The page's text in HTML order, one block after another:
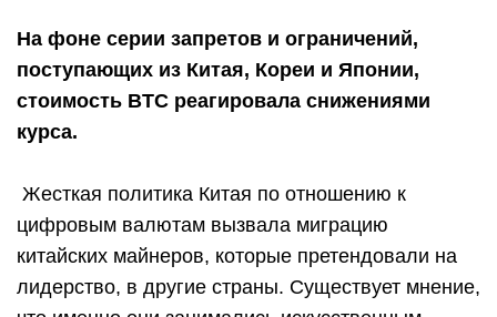
На фоне серии запретов и ограничений,
поступающих из Китая, Кореи и Японии,
стоимость BTC реагировала снижениями
курса.
Жесткая политика Китая по отношению к
цифровым валютам вызвала миграцию
китайских майнеров, которые претендовали на
лидерство, в другие страны. Существует мнение,